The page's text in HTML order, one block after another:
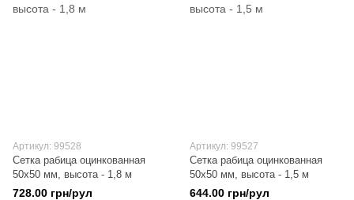
Артикул: 99528
Сетка рабица оцинкованная
50х50 мм, высота - 1,8 м
728.00 грн/рул
Артикул: 99527
Сетка рабица оцинкованная
50х50 мм, высота - 1,5 м
644.00 грн/рул